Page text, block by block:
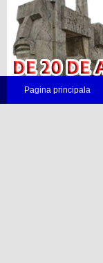
Pagina principala